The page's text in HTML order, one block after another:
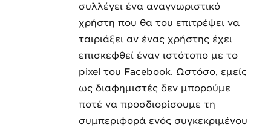
συλλέγει ένα αναγνωριστικό
χρήστη που θα του επιτρέψει να
ταιριάξει αν ένας χρήστης έχει
επισκεφθεί έναν ιστότοπο με το
pixel του Facebook. Ωστόσο, εμείς
ως διαφημιστές δεν μπορούμε
ποτέ να προσδιορίσουμε τη
συμπεριφορά ενός συγκεκριμένου